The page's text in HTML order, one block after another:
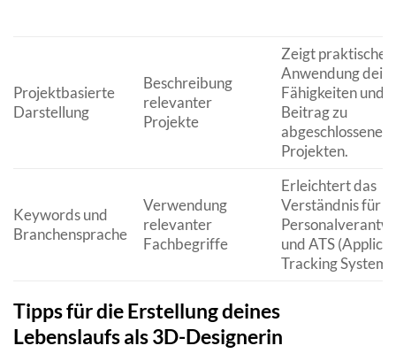
Projektbasierte
Darstellung
Beschreibung
relevanter
Projekte
Zeigt praktische
Anwendung
Fähigkeiten und
Beitrag zu
abgeschlossenen
Projekten.
Keywords und
Branchensprache
Verwendung
relevanter
Fachbegriffe
Erleichtert das
Verständnis für
und ATS
Tracking
Tipps für die Erstellung deines
Lebenslaufs als 3D-Designerin